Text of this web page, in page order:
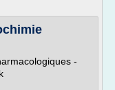
-